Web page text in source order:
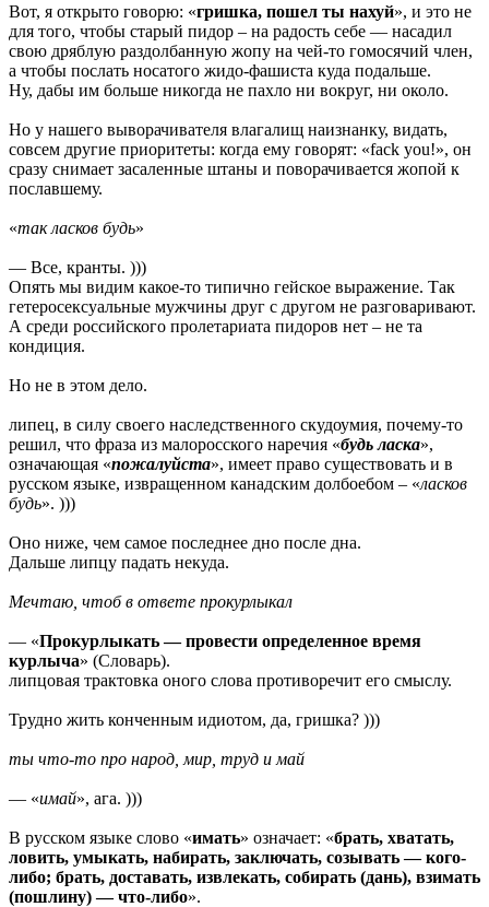
Вот, я открыто говорю: «гришка, пошел ты нахуй», и это не
для того, чтобы старый пидор – на радость себе — насадил
свою дряблую раздолбанную жопу на чей-то гомосячий член,
а чтобы послать носатого жидо-фашиста куда подальше.
Ну, дабы им больше никогда не пахло ни вокруг, ни около.
Но у нашего выворачивателя влагалищ наизнанку, видать,
совсем другие приоритеты: когда ему говорят: «fack you!», он
сразу снимает засаленные штаны и поворачивается жопой к
пославшему.
«так ласков будь»
— Все, кранты. )))
Опять мы видим какое-то типично гейское выражение. Так
гетеросексуальные мужчины друг с другом не разговаривают.
А среди российского пролетариата пидоров нет – не та
кондиция.
Но не в этом дело.
липец, в силу своего наследственного скудоумия, почему-то
решил, что фраза из малоросского наречия «будь ласка»,
означающая «пожалуйста», имеет право существовать и в
русском языке, извращенном канадским долбоебом – «ласков
будь». )))
Оно ниже, чем самое последнее дно после дна.
Дальше липцу падать некуда.
Мечтаю, чтоб в ответе прокурлыкал
— «Прокурлыкать — провести определенное время
курлыча» (Словарь).
липцовая трактовка оного слова противоречит его смыслу.
Трудно жить конченным идиотом, да, гришка? )))
ты что-то про народ, мир, труд и май
— «имай», ага. )))
В русском языке слово «имать» означает: «брать, хватать,
ловить, умыкать, набирать, заключать, созывать — кого-
либо; брать, доставать, извлекать, собирать (дань), взимать
(пошлину) — что-либо».